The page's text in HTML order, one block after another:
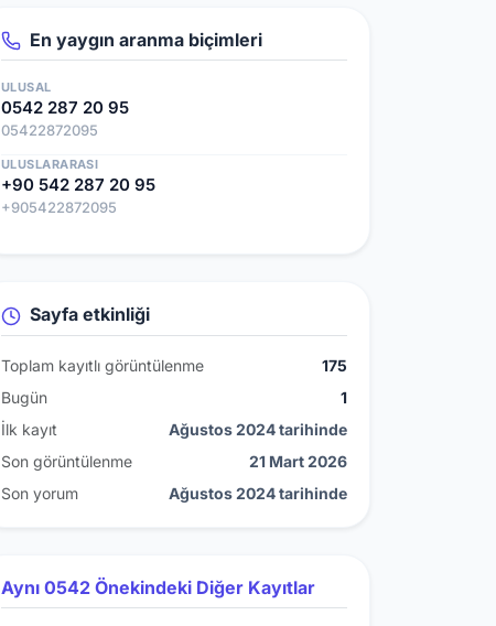
En yaygın aranma biçimleri
ULUSAL
0542 287 20 95
05422872095
ULUSLARARASI
+90 542 287 20 95
+905422872095
Sayfa etkinliği
Toplam kayıtlı görüntülenme
175
Bugün
1
İlk kayıt
Ağustos 2024 tarihinde
Son görüntülenme
21 Mart 2026
Son yorum
Ağustos 2024 tarihinde
Aynı 0542 Önekindeki Diğer Kayıtlar